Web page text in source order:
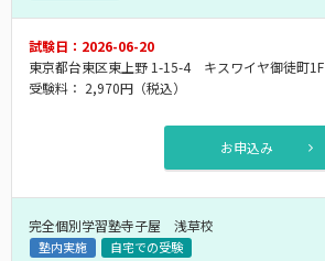
試験日：2026-06-20
東京都台東区東上野 1-15-4 キスワイヤ御徒町1F
受験料： 2,970円 （税込）
お申込み
完全個別学習塾寺子屋 浅草校
塾内実施 自宅での受験